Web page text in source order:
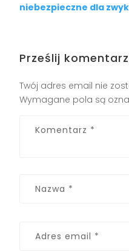
niebezpieczne dla
Prześlij komentarz
Twój adres email nie
Wymagane pola są